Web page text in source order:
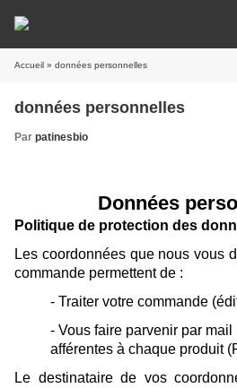
Accueil » données personnelles
données personnelles
Par patinesbio
Données
Politique de protection des
Les coordonnées que nous vous
commande permettent de :
- Traiter votre commande
- Vous faire parvenir par
afférentes à chaque produit
Le destinataire de vos